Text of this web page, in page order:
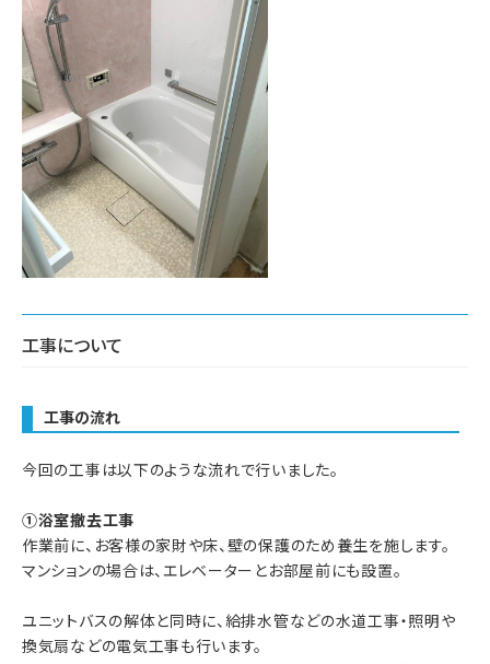
工事について
工事の流れ
今回の工事は以下のような流れで行いました。
①浴室撤去工事
作業前に、お客様の家財や床、壁の保護のため養生を施します。
マンションの場合は、エレベーターとお部屋前にも設置。
ユニットバスの解体と同時に、給排水管などの水道工事・照明や
換気扇などの電気工事も行います。